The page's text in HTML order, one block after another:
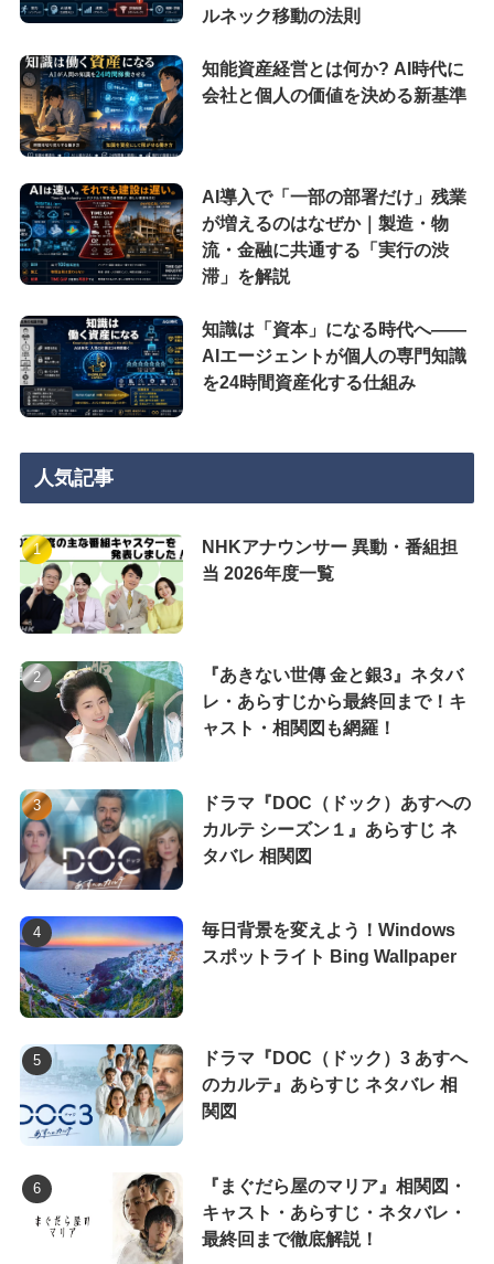
ルネック移動の法則
知能資産経営とは何か? AI時代に
会社と個人の価値を決める新基準
AI導入で「一部の部署だけ」残業
が増えるのはなぜか｜製造・物
流・金融に共通する「実行の渋
滞」を解説
知識は「資本」になる時代へ——
AIエージェントが個人の専門知識
を24時間資産化する仕組み
人気記事
NHKアナウンサー 異動・番組担
当 2026年度一覧
『あきない世傳 金と銀3』ネタバ
レ・あらすじから最終回まで！キ
ャスト・相関図も網羅！
ドラマ『DOC（ドック）あすへの
カルテ シーズン１』あらすじ ネ
タバレ 相関図
毎日背景を変えよう！Windows
スポットライト Bing Wallpaper
ドラマ『DOC（ドック）3 あすへ
のカルテ』あらすじ ネタバレ 相
関図
『まぐだら屋のマリア』相関図・
キャスト・あらすじ・ネタバレ・
最終回まで徹底解説！